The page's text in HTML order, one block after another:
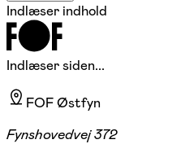
Indlæser indhold
Indlæser siden...
FOF Østfyn
Fynshovedvej 372